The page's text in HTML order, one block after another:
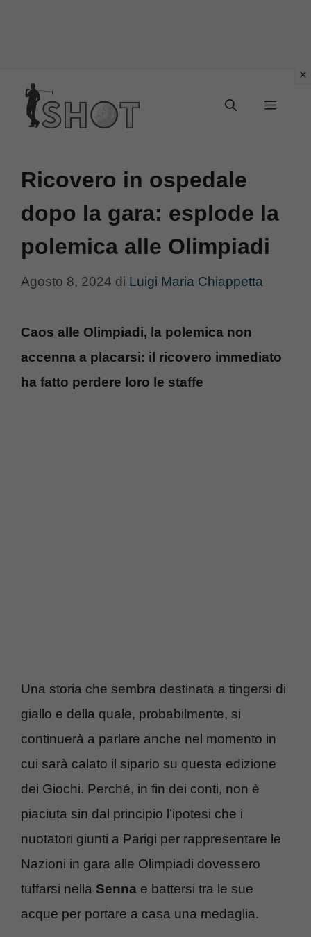
contenuto
Menu
Ricovero in ospedale
dopo la gara: esplode la
polemica alle Olimpiadi
Agosto 8, 2024 di Luigi Maria Chiappetta
Caos alle Olimpiadi, la polemica non
accenna a placarsi: il ricovero immediato
ha fatto perdere loro le staffe
Una storia che sembra destinata a tingersi di
giallo e della quale, probabilmente, si
continuerà a parlare anche nel momento in
cui sarà calato il sipario su questa edizione
dei Giochi. Perché, in fin dei conti, non è
piaciuta sin dal principio l’ipotesi che i
nuotatori giunti a Parigi per rappresentare le
Nazioni in gara alle Olimpiadi dovessero
tuffarsi nella Senna e battersi tra le sue
acque per portare a casa una medaglia.